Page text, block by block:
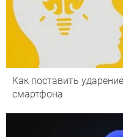
Как поставить
смартфона